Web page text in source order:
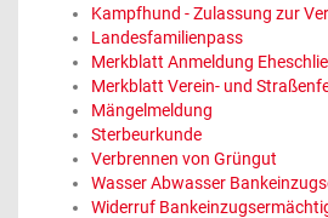
Kampfhund - Zulassung zur
Landesfamilienpass
Merkblatt Anmeldung
Merkblatt Verein- und
Mängelmeldung
Sterbeurkunde
Verbrennen von Grüngut
Wasser Abwasser
Widerruf